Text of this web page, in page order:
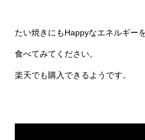
たい焼きにもHappyなエネルギー
食べてみてください。
楽天でも購入できるようです。